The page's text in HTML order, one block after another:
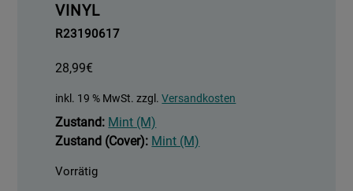
VINYL
R23190617
28,99€
inkl. 19 % MwSt. zzgl.Versandkosten
Zustand: Mint (M)
Zustand (Cover): Mint (M)
Vorrätig